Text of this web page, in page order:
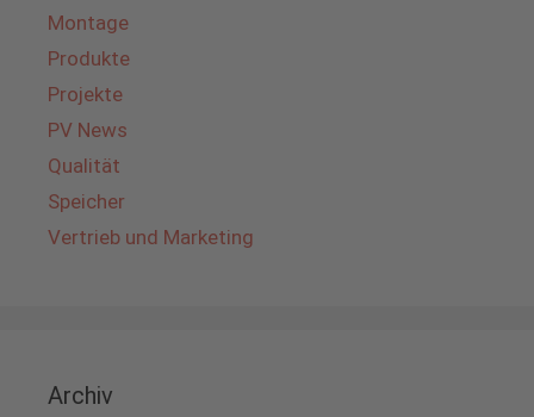
Montage
Produkte
Projekte
PV News
Qualität
Speicher
Vertrieb und Marketing
Archiv